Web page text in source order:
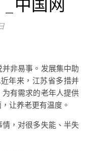
非易事。发展集中助
年来，江苏省多措并
有需求的老年人提供
让养老更有温度。
，对很多失能、半失